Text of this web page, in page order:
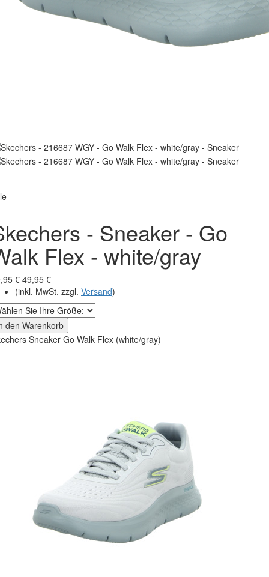
- Sneaker - Go
Flex - white/gray
€ 49,95 €
(inkl. MwSt. zzgl. Versand)
den Warenkorb
Sneaker Go Walk Flex (white/gray)